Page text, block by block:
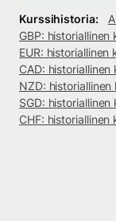
Kurssihistoria:
GBP: historiallinen
EUR: historiallinen
CAD: historiallinen
NZD: historiallinen
SGD: historiallinen
CHF: historiallinen